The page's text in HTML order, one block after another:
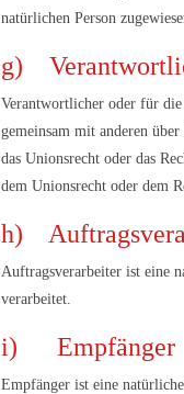
natürlichen Person
g)
Verantwortlicher oder für
gemeinsam mit anderen
das Unionsrecht oder das
dem Unionsrecht oder dem
h)
Auftragsverarbeiter ist eine
verarbeitet.
i) Empfänger
Empfänger ist eine